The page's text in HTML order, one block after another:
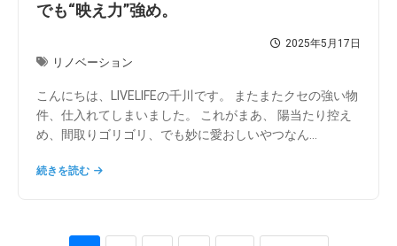
でも“映え力”強め。
2025年5月17日
リノベーション
こんにちは、LIVELIFEの千川です。 またまたクセの強い物
件、仕入れてしまいました。 これがまあ、 陽当たり控え
め、間取りゴリゴリ、でも妙に愛おしいやつなん...
続きを読む